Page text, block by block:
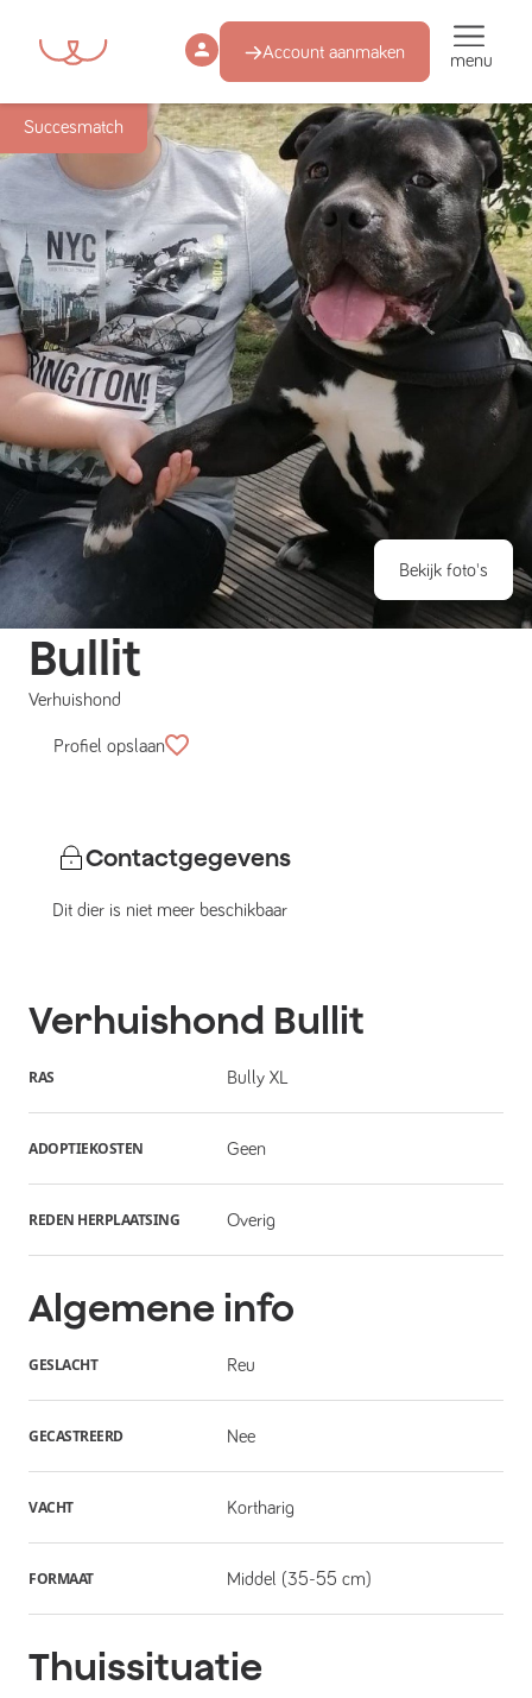
Account aanmaken menu
Succesmatch
Bekijk foto's
Bullit
Verhuishond
Profiel opslaan
Contactgegevens
Dit dier is niet meer beschikbaar
Verhuishond Bullit
RAS Bully XL
ADOPTIEKOSTEN Geen
REDEN HERPLAATSING Overig
Algemene info
GESLACHT Reu
GECASTREERD Nee
VACHT Kortharig
FORMAAT Middel (35-55 cm)
Thuissituatie